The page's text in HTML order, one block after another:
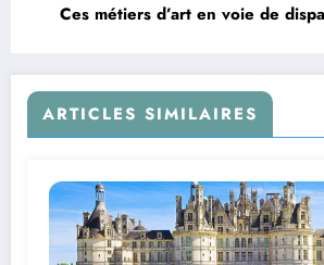
Ces métiers d’art en voie de
ARTICLES SIMILAIRES